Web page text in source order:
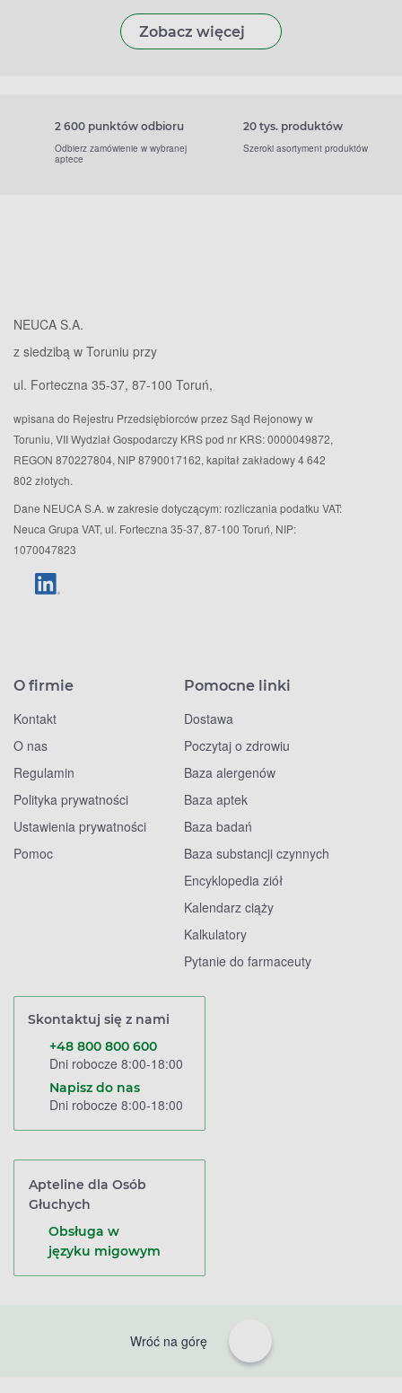
Zobacz więcej
2 600 punktów odbioru
Odbierz zamówienie w wybranej
aptece
20 tys. produktów
Szeroki asortyment produktów
NEUCA S.A.
z siedzibą w Toruniu przy
ul. Forteczna 35-37, 87-100 Toruń,
wpisana do Rejestru Przedsiębiorców przez Sąd Rejonowy w
Toruniu, VII Wydział Gospodarczy KRS pod nr KRS: 0000049872,
REGON 870227804, NIP 8790017162, kapitał zakładowy 4 642
802 złotych.
Dane NEUCA S.A. w zakresie dotyczącym: rozliczania podatku VAT:
Neuca Grupa VAT, ul. Forteczna 35-37, 87-100 Toruń, NIP:
1070047823
O firmie
Kontakt
O nas
Regulamin
Polityka prywatności
Ustawienia prywatności
Pomoc
Pomocne linki
Dostawa
Poczytaj o zdrowiu
Baza alergenów
Baza aptek
Baza badań
Baza substancji czynnych
Encyklopedia ziół
Kalendarz ciąży
Kalkulatory
Pytanie do farmaceuty
Skontaktuj się z nami
+48 800 800 600
Dni robocze 8:00-18:00
Napisz do nas
Dni robocze 8:00-18:00
Apteline dla Osób
Głuchych
Obsługa w
języku migowym
Wróć na górę